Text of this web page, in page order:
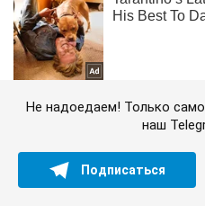
Не надоедаем! Только
наш
Подписаться